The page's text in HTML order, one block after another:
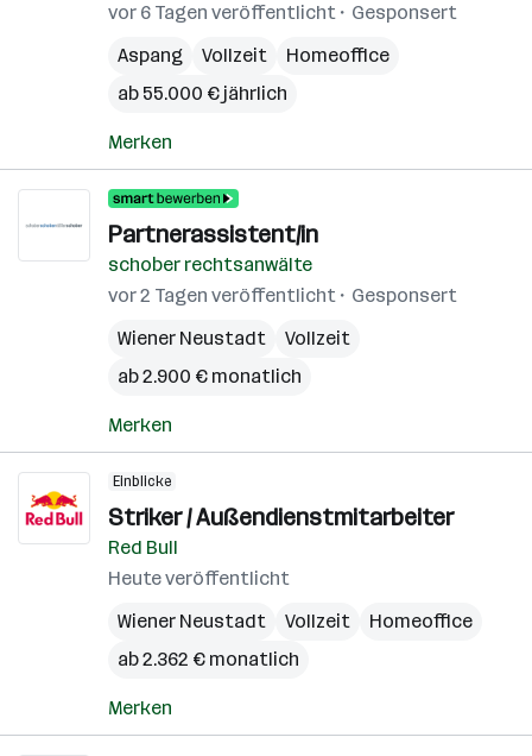
vor 6 Tagen veröffentlicht
Gesponsert
Aspang
Vollzeit
Homeoffice
ab 55.000 € jährlich
Merken
Partnerassistent/in
schober rechtsanwälte
vor 2 Tagen veröffentlicht
Gesponsert
Wiener Neustadt
Vollzeit
ab 2.900 € monatlich
Merken
Einblicke
Striker / Außendienstmitarbeiter
Red Bull
Heute veröffentlicht
Wiener Neustadt
Vollzeit
Homeoffice
ab 2.362 € monatlich
Merken